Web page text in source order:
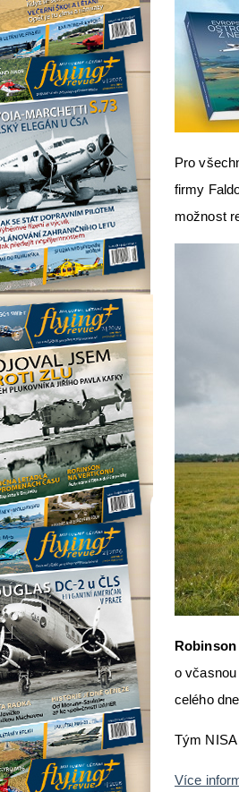
Pro
firmy
možnost
Robinson
o
celého
Tým NISA
Více